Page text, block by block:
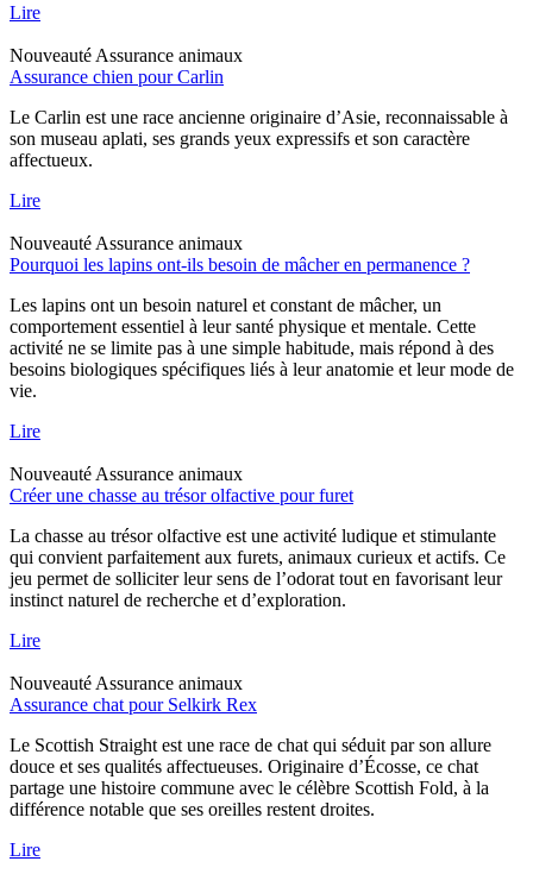
Lire
Nouveauté Assurance animaux
Assurance chien pour Carlin
Le Carlin est une race ancienne originaire d’Asie, reconnaissable à
son museau aplati, ses grands yeux expressifs et son caractère
affectueux.
Lire
Nouveauté Assurance animaux
Pourquoi les lapins ont-ils besoin de mâcher en permanence ?
Les lapins ont un besoin naturel et constant de mâcher, un
comportement essentiel à leur santé physique et mentale. Cette
activité ne se limite pas à une simple habitude, mais répond à des
besoins biologiques spécifiques liés à leur anatomie et leur mode de
vie.
Lire
Nouveauté Assurance animaux
Créer une chasse au trésor olfactive pour furet
La chasse au trésor olfactive est une activité ludique et stimulante
qui convient parfaitement aux furets, animaux curieux et actifs. Ce
jeu permet de solliciter leur sens de l’odorat tout en favorisant leur
instinct naturel de recherche et d’exploration.
Lire
Nouveauté Assurance animaux
Assurance chat pour Selkirk Rex
Le Scottish Straight est une race de chat qui séduit par son allure
douce et ses qualités affectueuses. Originaire d’Écosse, ce chat
partage une histoire commune avec le célèbre Scottish Fold, à la
différence notable que ses oreilles restent droites.
Lire